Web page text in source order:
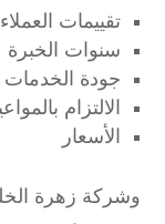
تقييمات العملاء
سنوات الخبرة
جودة الخدمات
الالتزام
الأسعار
وشركة زهرة